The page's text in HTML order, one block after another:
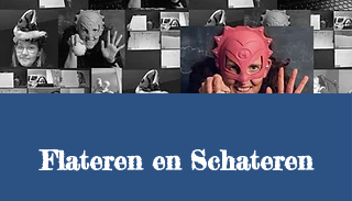
Flateren en Schateren